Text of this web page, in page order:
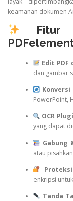
keamanan dokumen
Fitur
Edit PDF
dan gambar
PowerPoint,
OCR
yang dapat
Gabung
atau
enkripsi
Tanda